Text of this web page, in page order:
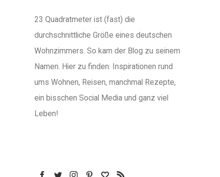
23 Quadratmeter ist (fast) die
durchschnittliche Größe eines deutschen
Wohnzimmers. So kam der Blog zu seinem
Namen. Hier zu finden: Inspirationen rund
ums Wohnen, Reisen, manchmal Rezepte,
ein bisschen Social Media und ganz viel
Leben!